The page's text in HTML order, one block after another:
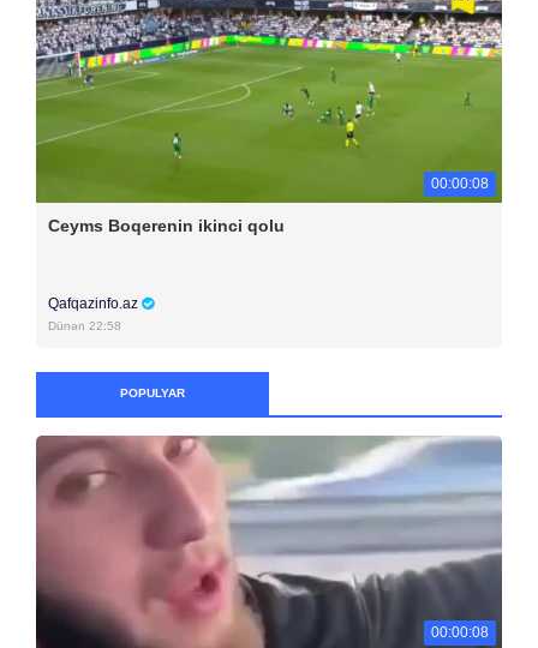
00:00:08
Ceyms Boqerenin ikinci qolu
Qafqazinfo.az
Dünən 22:58
POPULYAR
00:00:08